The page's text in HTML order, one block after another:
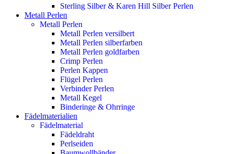
Sterling Silber & Karen Hill Silber Perlen
Metall Perlen
Metall Perlen
Metall Perlen versilbert
Metall Perlen silberfarben
Metall Perlen goldfarben
Crimp Perlen
Perlen Kappen
Flügel Perlen
Verbinder Perlen
Metall Kegel
Binderinge & Ohrringe
Fädelmaterialien
Fädelmaterial
Fädeldraht
Perlseiden